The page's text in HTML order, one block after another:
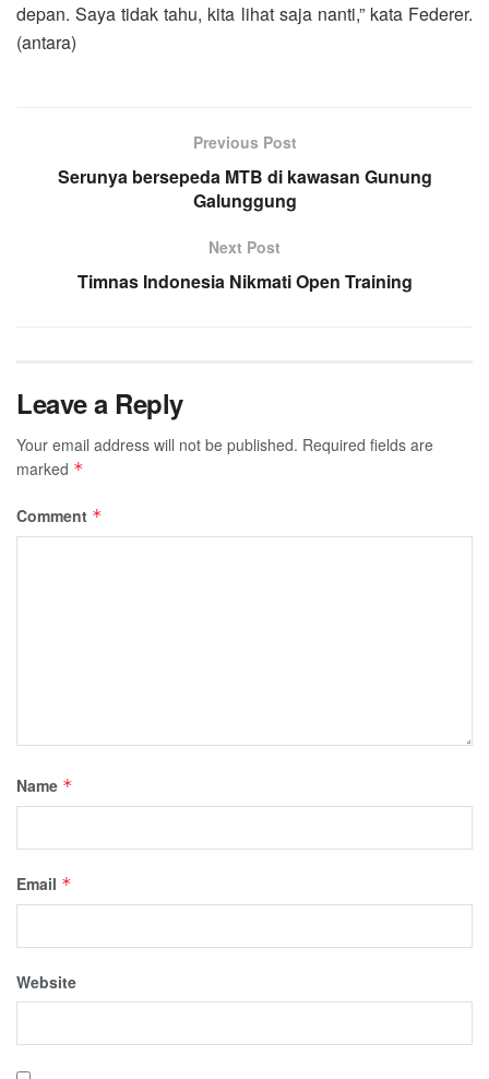
depan. Saya tidak tahu, kita lihat saja nanti,” kata Federer.
(antara)
Previous Post
Serunya bersepeda MTB di kawasan Gunung
Galunggung
Next Post
Timnas Indonesia Nikmati Open Training
Leave a Reply
Your email address will not be published. Required fields are
marked *
Comment *
Name *
Email *
Website